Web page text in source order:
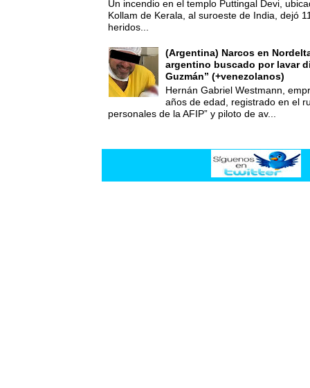
Un incendio en el templo Puttingal Devi,
Kollam de Kerala, al suroeste de India, dejó
heridos...
(Argentina) Narcos en
argentino buscado por lavar
Guzmán” (+venezolanos)
Hernán Gabriel Westmann,
años de edad, registrado en el
personales de la AFIP” y piloto de av...